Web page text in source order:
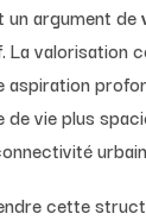
un argument de
La valorisation
aspiration
vie plus
cette